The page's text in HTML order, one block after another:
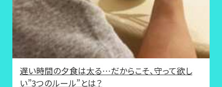
遅い時間の夕食は太る…だからこそ、守って欲し
い”3つのルール”とは？